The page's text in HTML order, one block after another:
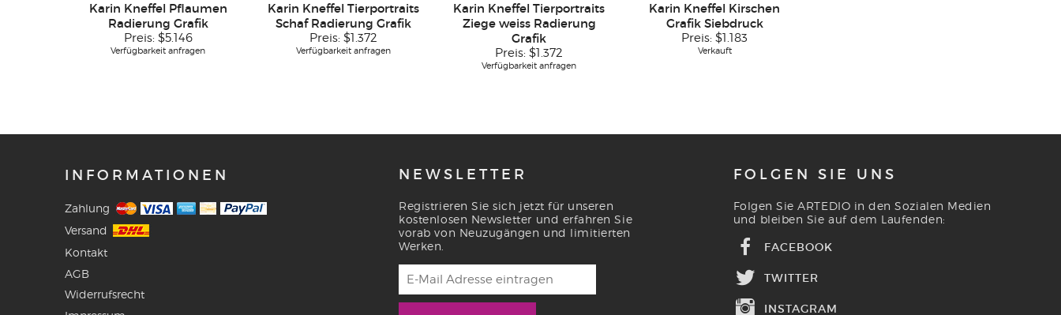
Karin Kneffel Pflaumen
Radierung Grafik
Preis: $5.146
Verfügbarkeit anfragen
Karin Kneffel Tierportraits
Schaf Radierung Grafik
Preis: $1.372
Verfügbarkeit anfragen
Karin Kneffel Tierportraits
Ziege weiss Radierung
Grafik
Preis: $1.372
Verfügbarkeit anfragen
Karin Kneffel Kirschen
Grafik Siebdruck
Preis: $1.183
Verkauft
INFORMATIONEN
Zahlung
Versand
Kontakt
AGB
Widerrufsrecht
NEWSLETTER
Registrieren Sie sich jetzt für unseren
kostenlosen Newsletter und erfahren Sie
vorab von Neuzugängen und limitierten
Werken.
FOLGEN SIE UNS
Folgen Sie ARTEDIO in den Sozialen Medien
und bleiben Sie auf dem Laufenden:
FACEBOOK
TWITTER
INSTAGRAM